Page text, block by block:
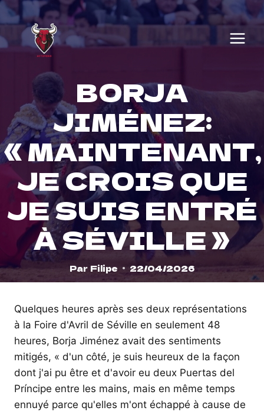
Skip
to
content
BORJA
JIMÉNEZ:
« MAINTENANT,
JE CROIS QUE
JE SUIS ENTRÉ
À SÉVILLE »
Par Filipe 22/04/2026
Quelques heures après ses deux représentations
à la Foire d'Avril de Séville en seulement 48
heures, Borja Jiménez avait des sentiments
mitigés, « d'un côté, je suis heureux de la façon
dont j'ai pu être et d'avoir eu deux Puertas del
Príncipe entre les mains, mais en même temps
ennuyé parce qu'elles m'ont échappé à cause de